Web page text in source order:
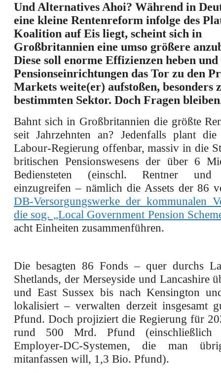
Und Alternatives Ahoi? Während in
eine kleine Rentenreform infolge des
Koalition auf Eis liegt, scheint sich in
Großbritannien eine umso größere
Diese soll enorme Effizienzen heben und
Pensionseinrichtungen das Tor zu den
Markets weite(er) aufstoßen, besonders
bestimmten Sektor. Doch Fragen
Bahnt sich in Großbritannien die größte
seit Jahrzehnten an? Jedenfalls plant
Labour-Regierung offenbar, massiv in die
britischen Pensionswesens der über 6
Bediensteten (einschl. Rentner und
einzugreifen – nämlich die Assets der 86
DB-Versorgungswerke der kommunalen
die sog. „Local Government Pension
acht Einheiten zusammenführen.
Die besagten 86 Fonds – quer durchs
Shetlands, der Merseyside und Lancashire
und East Sussex bis nach Kensington
lokalisiert – verwalten derzeit insgesamt
Pfund. Doch projiziert die Regierung für
rund 500 Mrd. Pfund
Employer-DC-Systemen, die man
mitanfassen will, 1,3 Bio. Pfund).